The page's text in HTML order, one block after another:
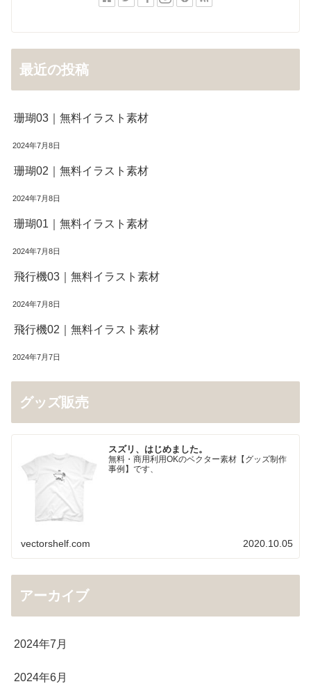
最近の投稿
珊瑚03｜無料イラスト素材
2024年7月8日
珊瑚02｜無料イラスト素材
2024年7月8日
珊瑚01｜無料イラスト素材
2024年7月8日
飛行機03｜無料イラスト素材
2024年7月8日
飛行機02｜無料イラスト素材
2024年7月7日
グッズ販売
スズリ、はじめました。
無料・商用利用OKのベクター素材【グッズ制作
事例】です、
vectorshelf.com 2020.10.05
アーカイブ
2024年7月
2024年6月